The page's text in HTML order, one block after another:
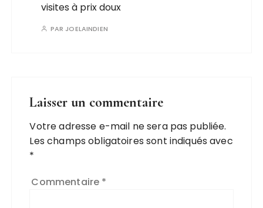
visites à prix doux
PAR JOELAINDIEN
Laisser un commentaire
Votre adresse e-mail ne sera pas publiée.
Les champs obligatoires sont indiqués avec
*
Commentaire *